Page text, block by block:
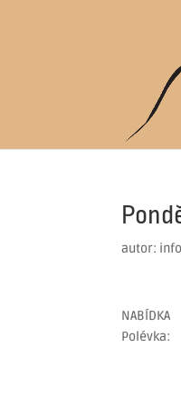
autor: info
NABÍDKA
Polévka: